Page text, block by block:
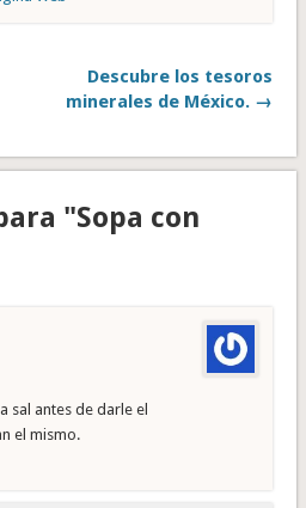
Descubre los tesoros
minerales de México. →
"Sopa con
sal antes de darle el
el mismo.